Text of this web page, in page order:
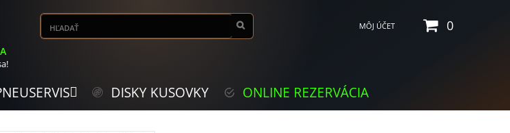
0
MÔJ ÚČET
DISKY KUSOVKY ONLINE REZERVÁCIA